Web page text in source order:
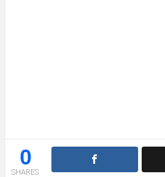
0
SHARES